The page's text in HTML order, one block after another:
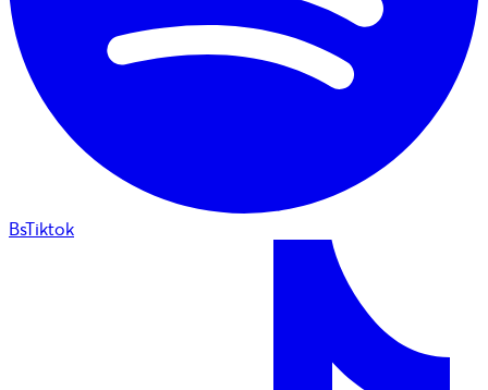
BsTiktok